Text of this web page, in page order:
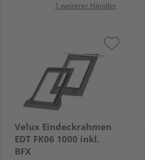
1 weiterer Händler
Velux Eindeckrahmen
EDT FK06 1000 inkl.
BFX